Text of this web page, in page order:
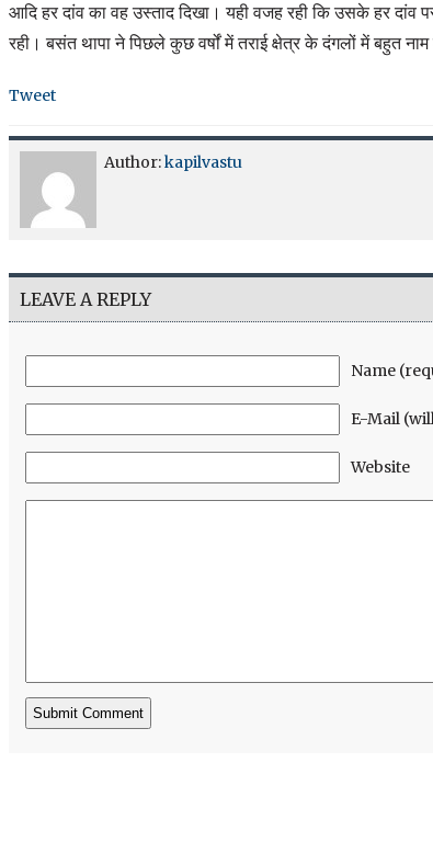
आदि हर दांव का वह उस्ताद दिखा। यही वजह रही कि उसके हर दांव
रही। बसंत थापा ने पिछले कुछ वर्षों में तराई क्षेत्र के दंगलों में बहुत नाम
Tweet
Author:kapilvastu
LEAVE A REPLY
Name
E-Mail
Website